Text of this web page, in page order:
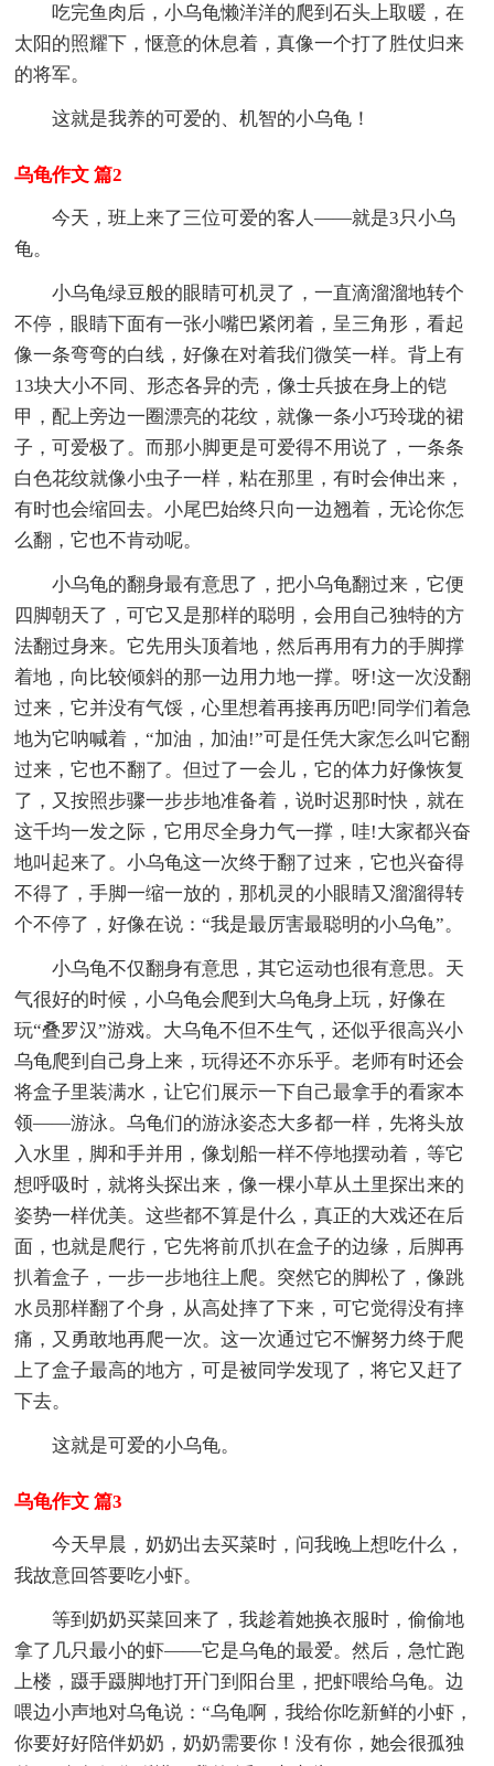
吃完鱼肉后，小乌龟懒洋洋的爬到石头上取暖，在
太阳的照耀下，惬意的休息着，真像一个打了胜仗归来
的将军。
这就是我养的可爱的、机智的小乌龟！
乌龟作文 篇2
今天，班上来了三位可爱的客人——就是3只小乌
龟。
小乌龟绿豆般的眼睛可机灵了，一直滴溜溜地转个
不停，眼睛下面有一张小嘴巴紧闭着，呈三角形，看起
像一条弯弯的白线，好像在对着我们微笑一样。背上有
13块大小不同、形态各异的壳，像士兵披在身上的铠
甲，配上旁边一圈漂亮的花纹，就像一条小巧玲珑的裙
子，可爱极了。而那小脚更是可爱得不用说了，一条条
白色花纹就像小虫子一样，粘在那里，有时会伸出来，
有时也会缩回去。小尾巴始终只向一边翘着，无论你怎
么翻，它也不肯动呢。
小乌龟的翻身最有意思了，把小乌龟翻过来，它便
四脚朝天了，可它又是那样的聪明，会用自己独特的方
法翻过身来。它先用头顶着地，然后再用有力的手脚撑
着地，向比较倾斜的那一边用力地一撑。呀!这一次没翻
过来，它并没有气馁，心里想着再接再历吧!同学们着急
地为它呐喊着，“加油，加油!”可是任凭大家怎么叫它翻
过来，它也不翻了。但过了一会儿，它的体力好像恢复
了，又按照步骤一步步地准备着，说时迟那时快，就在
这千均一发之际，它用尽全身力气一撑，哇!大家都兴奋
地叫起来了。小乌龟这一次终于翻了过来，它也兴奋得
不得了，手脚一缩一放的，那机灵的小眼睛又溜溜得转
个不停了，好像在说：“我是最厉害最聪明的小乌龟”。
小乌龟不仅翻身有意思，其它运动也很有意思。天
气很好的时候，小乌龟会爬到大乌龟身上玩，好像在
玩“叠罗汉”游戏。大乌龟不但不生气，还似乎很高兴小
乌龟爬到自己身上来，玩得还不亦乐乎。老师有时还会
将盒子里装满水，让它们展示一下自己最拿手的看家本
领——游泳。乌龟们的游泳姿态大多都一样，先将头放
入水里，脚和手并用，像划船一样不停地摆动着，等它
想呼吸时，就将头探出来，像一棵小草从土里探出来的
姿势一样优美。这些都不算是什么，真正的大戏还在后
面，也就是爬行，它先将前爪扒在盒子的边缘，后脚再
扒着盒子，一步一步地往上爬。突然它的脚松了，像跳
水员那样翻了个身，从高处摔了下来，可它觉得没有摔
痛，又勇敢地再爬一次。这一次通过它不懈努力终于爬
上了盒子最高的地方，可是被同学发现了，将它又赶了
下去。
这就是可爱的小乌龟。
乌龟作文 篇3
今天早晨，奶奶出去买菜时，问我晚上想吃什么，
我故意回答要吃小虾。
等到奶奶买菜回来了，我趁着她换衣服时，偷偷地
拿了几只最小的虾——它是乌龟的最爱。然后，急忙跑
上楼，蹑手蹑脚地打开门到阳台里，把虾喂给乌龟。边
喂边小声地对乌龟说：“乌龟啊，我给你吃新鲜的小虾，
你要好好陪伴奶奶，奶奶需要你！没有你，她会很孤独